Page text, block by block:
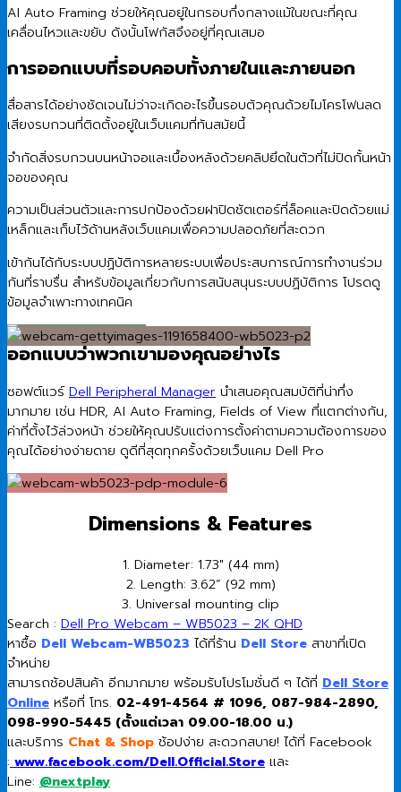
AI Auto Framing ช่วยให้คุณอยู่ในกรอบกึ่งกลางแม้ในขณะที่คุณ
เคลื่อนไหวและขยับ ดังนั้นโฟกัสจึงอยู่ที่คุณเสมอ
การออกแบบที่รอบคอบทั้งภายในและภายนอก
สื่อสารได้อย่างชัดเจนไม่ว่าจะเกิดอะไรขึ้นรอบตัวคุณด้วยไมโครโฟนลด
เสียงรบกวนที่ติดตั้งอยู่ในเว็บแคมที่ทันสมัยนี้
จํากัดสิ่งรบกวนบนหน้าจอและเบื้องหลังด้วยคลิปยึดในตัวที่ไม่ปิดกั้นหน้า
จอของคุณ
ความเป็นส่วนตัวและการปกป้องด้วยฝาปิดชัตเตอร์ที่ล็อคและปิดด้วยแม่
เหล็กและเก็บไว้ด้านหลังเว็บแคมเพื่อความปลอดภัยที่สะดวก
เข้ากันได้กับระบบปฏิบัติการหลายระบบเพื่อประสบการณ์การทํางานร่วม
กันที่ราบรื่น สําหรับข้อมูลเกี่ยวกับการสนับสนุนระบบปฏิบัติการ โปรดดู
ข้อมูลจําเพาะทางเทคนิค
ออกแบบว่าพวกเขามองคุณอย่างไร
ซอฟต์แวร์Dell Peripheral Manager นําเสนอคุณสมบัติที่น่าทึ่ง
มากมาย เช่น HDR, AI Auto Framing, Fields of View ที่แตกต่างกัน,
ค่าที่ตั้งไว้ล่วงหน้า ช่วยให้คุณปรับแต่งการตั้งค่าตามความต้องการของ
คุณได้อย่างง่ายดาย ดูดีที่สุดทุกครั้งด้วยเว็บแคม Dell Pro
Dimensions & Features
1. Diameter: 1.73″ (44 mm)
2. Length: 3.62” (92 mm)
3. Universal mounting clip
Search : Dell Pro Webcam – WB5023 – 2K QHD
หาซื้อ Dell Webcam-WB5023 ได้ที่ร้าน Dell Store สาขาที่เปิด
จำหน่าย
สามารถช้อปสินค้า อีกมากมาย พร้อมรับโปรโมชั่นดี ๆ ได้ที่ Dell Store
Online หรือที่ โทร. 02-491-4564 # 1096, 087-984-2890,
098-990-5445 (ตั้งแต่เวลา 09.00-18.00 น.)
และบริการ Chat & Shop ช้อปง่าย สะดวกสบาย! ได้ที่ Facebook
: www.facebook.com/Dell.Official.Store และ
Line: @nextplay